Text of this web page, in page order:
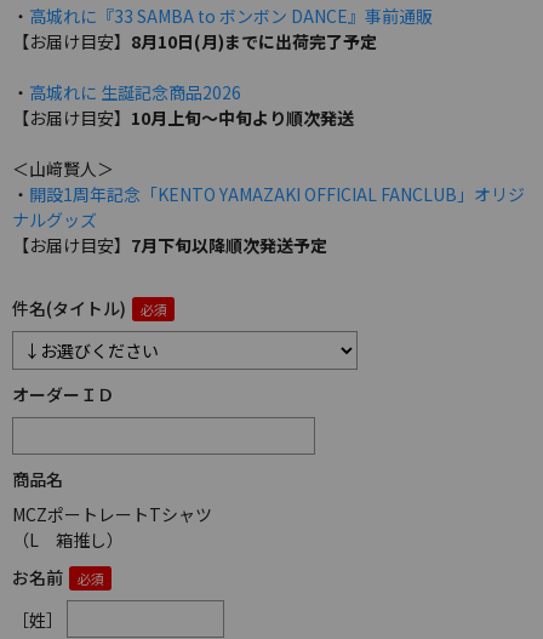
・ 高城れに『33 SAMBA to ボンボン DANCE』事前通販
【お届け目安】 8月10日(月)までに出荷完了予定
・ 高城れに 生誕記念商品2026
【お届け目安】 10月上旬～中旬より順次発送
＜山﨑賢人＞
・ 開設1周年記念「KENTO YAMAZAKI OFFICIAL FANCLUB」オリジ
ナルグッズ
【お届け目安】 7月下旬以降順次発送予定
件名(タイトル)
オーダーＩＤ
商品名
MCZポートレートTシャツ
（L 箱推し）
お名前
［姓］